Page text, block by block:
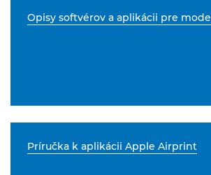
Opisy softvérov a aplikácii pre
Príručka k aplikácii Apple Airprint